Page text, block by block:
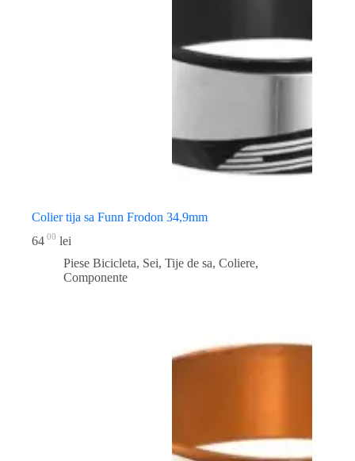
Colier tija sa Funn Frodon 34,9mm
64 00 lei
Piese Bicicleta, Sei, Tije de sa, Coliere,
Componente